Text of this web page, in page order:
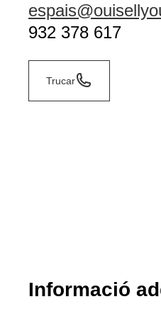
932 378 617
Trucar
Informació